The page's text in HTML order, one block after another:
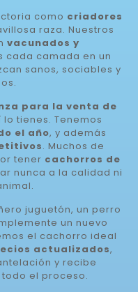
como criadores
raza. Nuestros
vacunados y
cada camada en un
sanos, sociables y
para la venta de
lo tienes. Tenemos
el año, y además
. Muchos de
tener cachorros de
nunca a la calidad ni
juguetón, un perro
un nuevo
el cachorro ideal
actualizados,
y recibe
el proceso.